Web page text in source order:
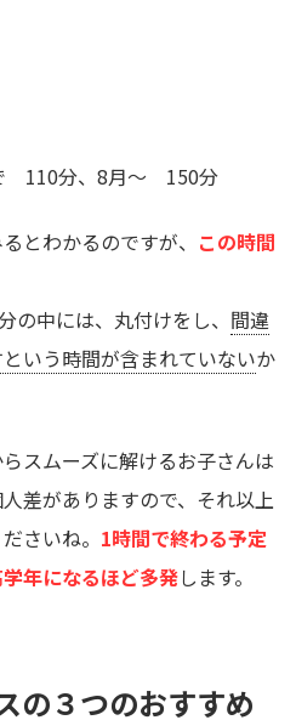
110分、8月～ 150分
とわかるのですが、 この時間
の中には、丸付けをし、 間違
いう時間が含まれていないか
スムーズに解けるお子さんは
差がありますので、それ以上
さいね。 1時間で終わる予定
年になるほど多発します。
の３つのおすすめ